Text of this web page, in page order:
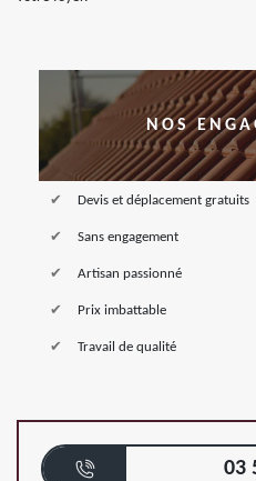
NOS
Devis et déplacement gratuits
Sans engagement
Artisan passionné
Prix imbattable
Travail de qualité
03